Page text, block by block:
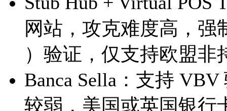
网站，攻克难度高，强
）验证，仅支持欧盟非
Banca Sella：支持
较弱，美国或英国银行